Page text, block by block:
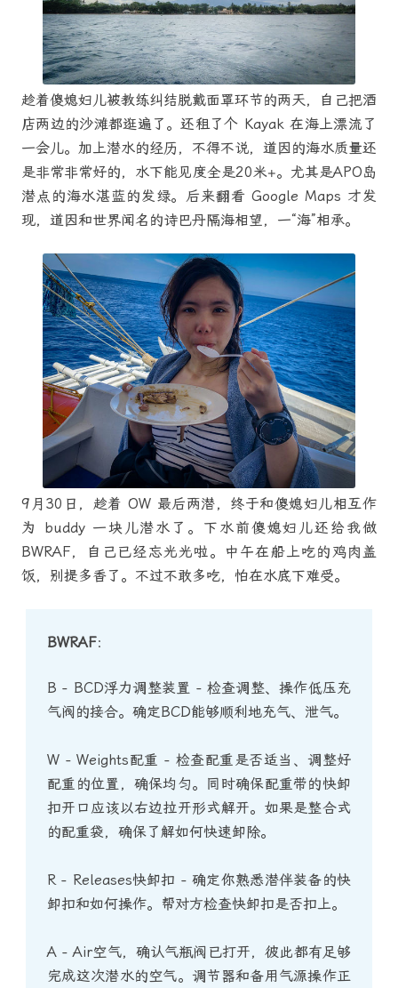
趁着傻媳妇儿被教练纠结脱戴面罩环节的两天，自己把酒
店两边的沙滩都逛遍了。还租了个 Kayak 在海上漂流了
一会儿。加上潜水的经历，不得不说，道因的海水质量还
是非常非常好的，水下能见度全是20米+。尤其是APO岛
潜点的海水湛蓝的发绿。后来翻看 Google Maps 才发
现，道因和世界闻名的诗巴丹隔海相望，一“海”相承。
9月30日，趁着 OW 最后两潜，终于和傻媳妇儿相互作
为 buddy 一块儿潜水了。下水前傻媳妇儿还给我做
BWRAF，自己已经忘光光啦。中午在船上吃的鸡肉盖
饭，别提多香了。不过不敢多吃，怕在水底下难受。
BWRAF：
B - BCD浮力调整装置 - 检查调整、操作低压充
气阀的接合。确定BCD能够顺利地充气、泄气。
W - Weights配重 - 检查配重是否适当、调整好
配重的位置，确保均匀。同时确保配重带的快卸
扣开口应该以右边拉开形式解开。如果是整合式
的配重袋，确保了解如何快速卸除。
R - Releases快卸扣 - 确定你熟悉潜伴装备的快
卸扣和如何操作。帮对方检查快卸扣是否扣上。
A - Air空气，确认气瓶阀已打开，彼此都有足够
完成这次潜水的空气。调节器和备用气源操作正